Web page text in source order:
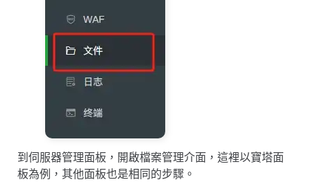
到伺服器管理面板，開啟檔案管理介面，這裡以寶塔面
板為例，其他面板也是相同的步驟。